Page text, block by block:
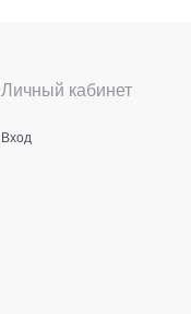
Личный кабинет
Вход